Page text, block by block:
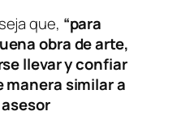
que, “para
obra de arte,
llevar y confiar
manera similar a